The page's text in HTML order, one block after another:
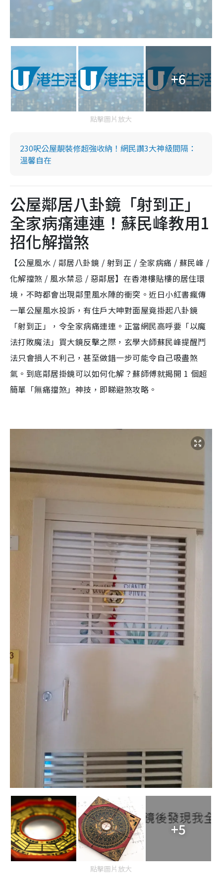
+6
點擊圖片放大
230呎公屋靚裝修超強收納！網民讚3大神級間隔：
溫馨自在
公屋鄰居八卦鏡「射到正」
全家病痛連連！蘇民峰教用1
招化解擋煞
【公屋風水 / 鄰居八卦鏡 / 射到正 / 全家病痛 / 蘇民峰 /
化解擋煞 / 風水禁忌 / 惡鄰居】在香港樓貼樓的居住環
境，不時都會出現鄰里風水陣的衝突。近日小紅書瘋傳
一單公屋風水投訴，有住戶大呻對面屋竟掛起八卦鏡
「射到正」，令全家病痛連連。正當網民高呼要「以魔
法打敗魔法」買大鏡反擊之際，玄學大師蘇民峰提醒鬥
法只會損人不利己，甚至做錯一步可能令自己吸盡煞
氣。到底鄰居掛鏡可以如何化解？蘇師傅就揭開 1 個超
簡單「無痛擋煞」神技，即睇避煞攻略。
+5
點擊圖片放大